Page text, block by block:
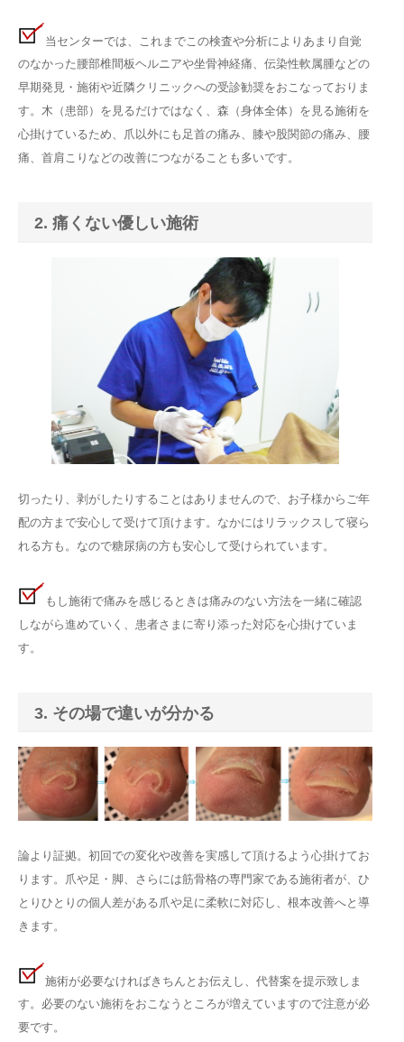
当センターでは、これまでこの検査や分析によりあまり自覚
のなかった腰部椎間板ヘルニアや坐骨神経痛、伝染性軟属腫などの
早期発見・施術や近隣クリニックへの受診勧奨をおこなっておりま
す。木（患部）を見るだけではなく、森（身体全体）を見る施術を
心掛けているため、爪以外にも足首の痛み、膝や股関節の痛み、腰
痛、首肩こりなどの改善につながることも多いです。
2. 痛くない優しい施術
切ったり、剥がしたりすることはありませんので、お子様からご年
配の方まで安心して受けて頂けます。なかにはリラックスして寝ら
れる方も。なので糖尿病の方も安心して受けられています。
もし施術で痛みを感じるときは痛みのない方法を一緒に確認
しながら進めていく、患者さまに寄り添った対応を心掛けていま
す。
3. その場で違いが分かる
論より証拠。初回での変化や改善を実感して頂けるよう心掛けてお
ります。爪や足・脚、さらには筋骨格の専門家である施術者が、ひ
とりひとりの個人差がある爪や足に柔軟に対応し、根本改善へと導
きます。
施術が必要なければきちんとお伝えし、代替案を提示致しま
す。必要のない施術をおこなうところが増えていますので注意が必
要です。